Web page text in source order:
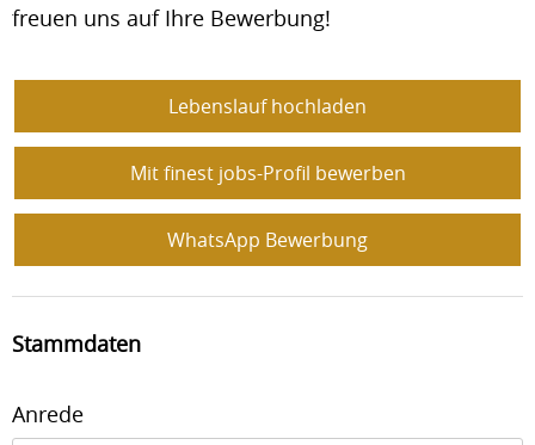
freuen uns auf Ihre Bewerbung!
Lebenslauf hochladen
Mit finest jobs-Profil bewerben
WhatsApp Bewerbung
Stammdaten
Anrede